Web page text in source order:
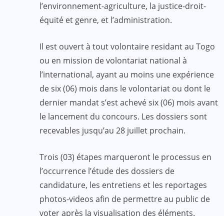
l’environnement-agriculture, la justice-droit-
équité et genre, et l’administration.
Il est ouvert à tout volontaire residant au Togo
ou en mission de volontariat national à
l’international, ayant au moins une expérience
de six (06) mois dans le volontariat ou dont le
dernier mandat s’est achevé six (06) mois avant
le lancement du concours. Les dossiers sont
recevables jusqu’au 28 juillet prochain.
Trois (03) étapes marqueront le processus en
l’occurrence l’étude des dossiers de
candidature, les entretiens et les reportages
photos-videos afin de permettre au public de
voter après la visualisation des éléments.